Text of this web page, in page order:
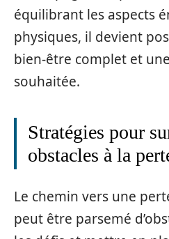
équilibrant les aspects
physiques, il devient
bien-être complet et
souhaitée.
Stratégies pour
obstacles à la
Le chemin vers une
peut être parsemé